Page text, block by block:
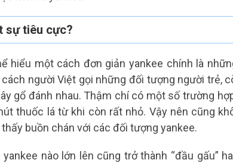
sự tiêu cực?
hiểu một cách đơn giản yankee chính là
cách người Việt gọi những đối tượng người trẻ,
gổ đánh nhau. Thậm chí có một số trường
thuốc lá từ khi còn rất nhỏ. Vậy nên cũng
buồn chán với các đối tượng yankee.
nào lớn lên cũng trở thành “đầu gấu”